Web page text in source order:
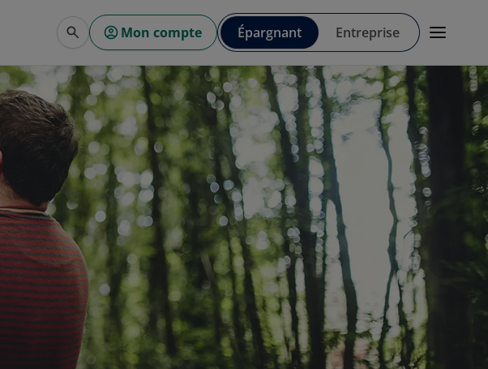
Mon compte Épargnant Entreprise